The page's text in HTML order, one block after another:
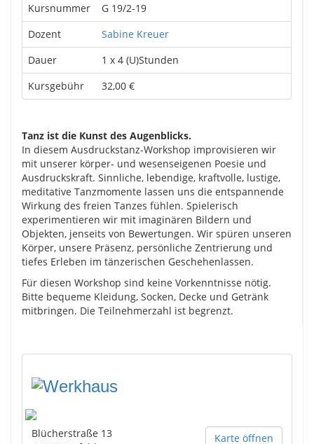
Kursnummer
G 19/2-19
Dozent
Sabine Kreuer
Dauer
1 x 4 (U)Stunden
Kursgebühr
32,00 €
Tanz ist die Kunst des Augenblicks.
In diesem Ausdruckstanz-Workshop improvisieren wir
mit unserer körper- und wesenseigenen Poesie und
Ausdruckskraft. Sinnliche, lebendige, kraftvolle, lustige,
meditative Tanzmomente lassen uns die entspannende
Wirkung des freien Tanzes fühlen. Spielerisch
experimentieren wir mit imaginären Bildern und
Objekten, jenseits von Bewertungen. Wir spüren unseren
Körper, unsere Präsenz, persönliche Zentrierung und
tiefes Erleben im tänzerischen Geschehenlassen.
Für diesen Workshop sind keine Vorkenntnisse nötig.
Bitte bequeme Kleidung, Socken, Decke und Getränk
mitbringen. Die Teilnehmerzahl ist begrenzt.
Karte öffnen
Blücherstraße 13